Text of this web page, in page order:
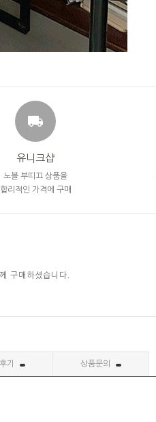
유니크샵
노블 부띠끄 상품을
합리적인 가격에 구매
구매하셨습니다.
기 상품문의